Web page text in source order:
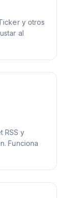
y otros
al
RSS y
Funciona